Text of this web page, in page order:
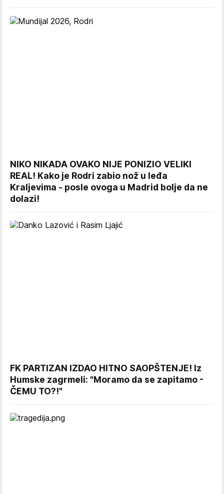
NIKO NIKADA OVAKO NIJE PONIZIO VELIKI
REAL! Kako je Rodri zabio nož u leđa
Kraljevima - posle ovoga u Madrid bolje da ne
dolazi!
FK PARTIZAN IZDAO HITNO SAOPŠTENJE! Iz
Humske zagrmeli: "Moramo da se zapitamo -
ČEMU TO?!"